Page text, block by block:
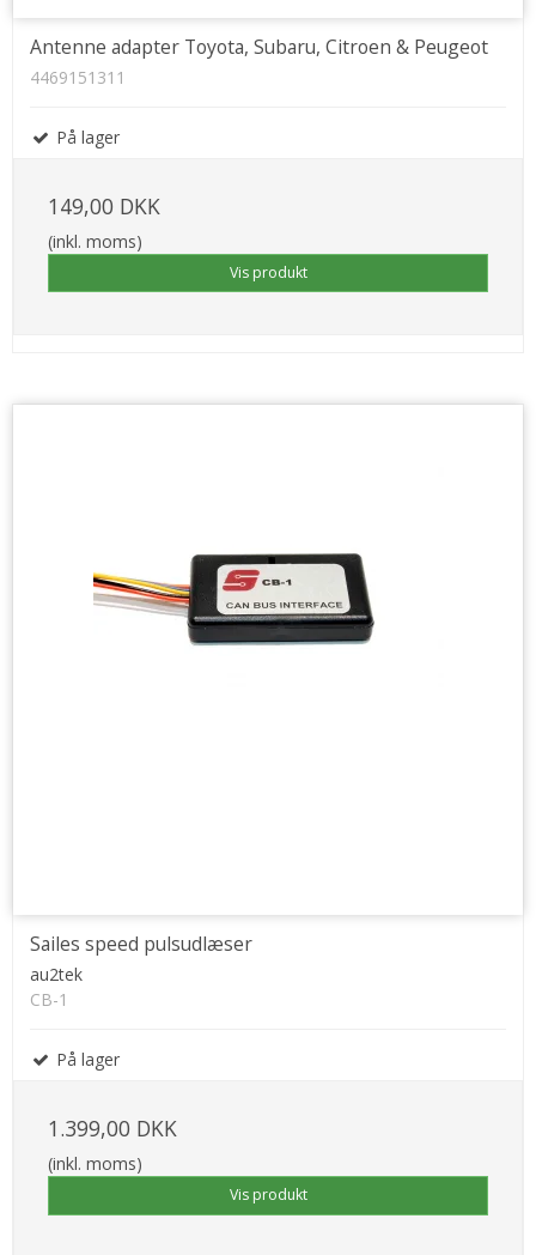
Antenne adapter Toyota, Subaru, Citroen & Peugeot
4469151311
På lager
149,00 DKK
(inkl. moms)
Vis produkt
Sailes speed pulsudlæser
au2tek
CB-1
På lager
1.399,00 DKK
(inkl. moms)
Vis produkt